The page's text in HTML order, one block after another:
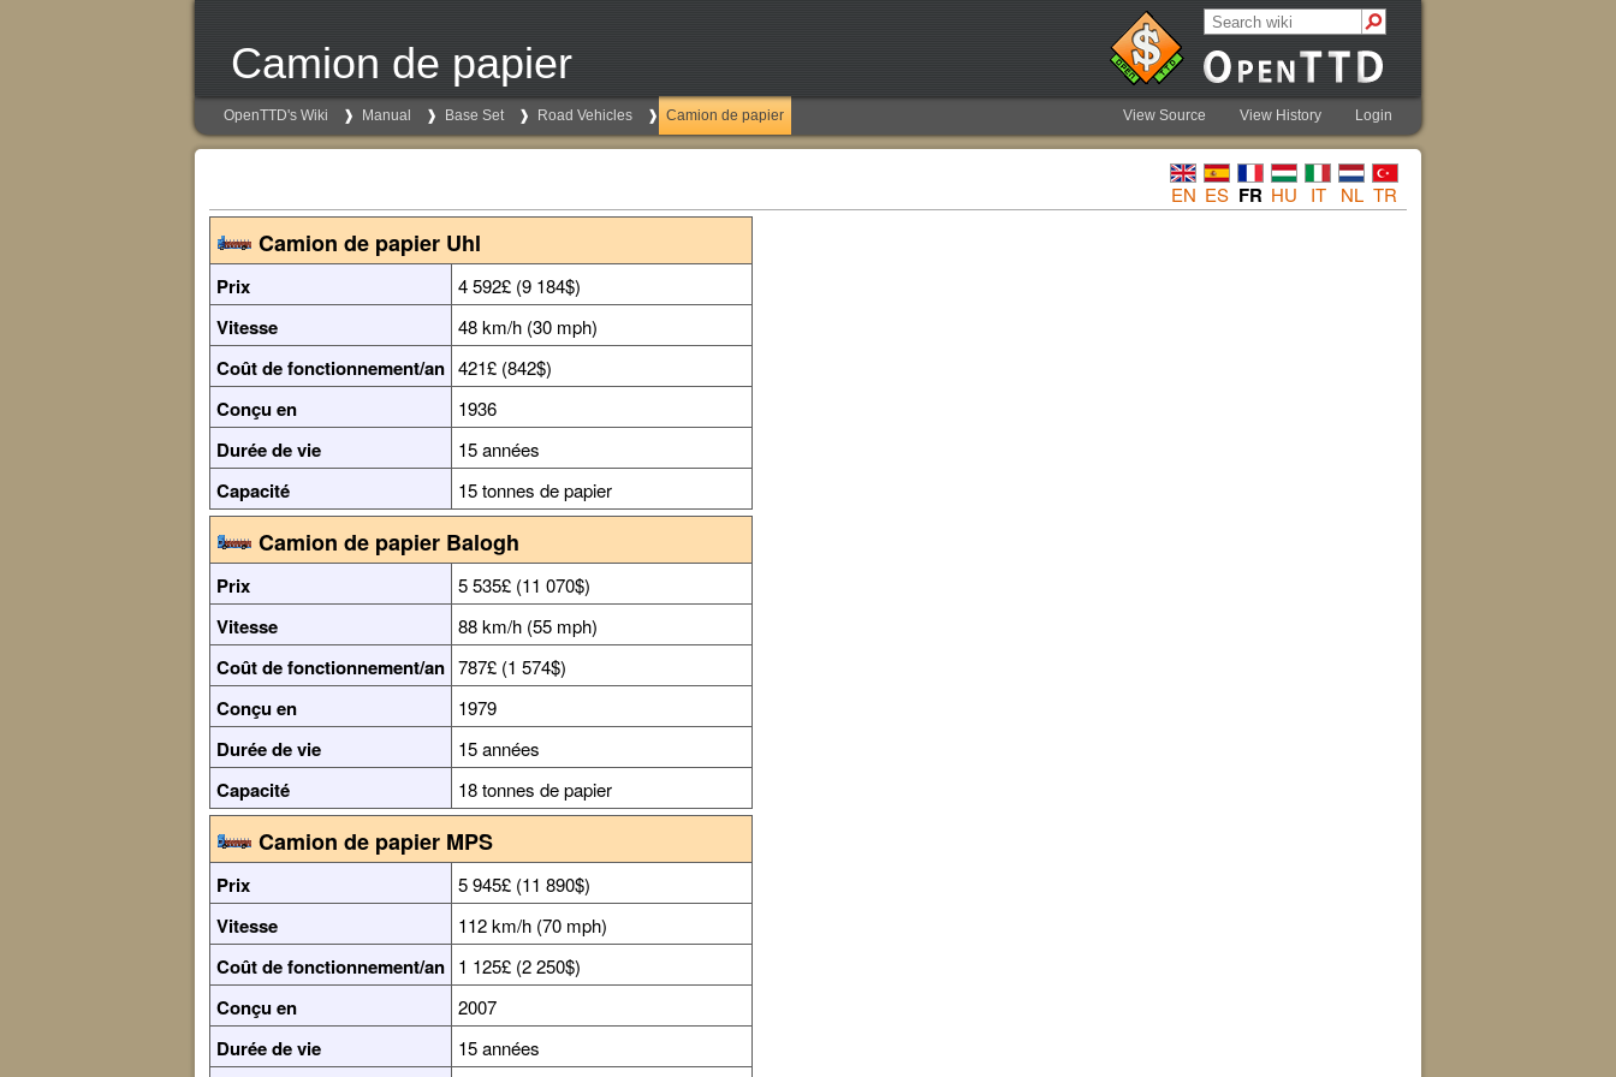
Camion de papier
OpenTTD's Wiki Manual Base Set Road Vehicles Camion de papier View Source View History Login
EN ES FR HU IT NL TR
Camion de papier Uhl
Prix 4 592£ (9 184$)
Vitesse 48 km/h (30 mph)
Coût de fonctionnement/an 421£ (842$)
Conçu en 1936
Durée de vie 15 années
Capacité 15 tonnes de papier
Camion de papier Balogh
Prix 5 535£ (11 070$)
Vitesse 88 km/h (55 mph)
Coût de fonctionnement/an 787£ (1 574$)
Conçu en 1979
Durée de vie 15 années
Capacité 18 tonnes de papier
Camion de papier MPS
Prix 5 945£ (11 890$)
Vitesse 112 km/h (70 mph)
Coût de fonctionnement/an 1 125£ (2 250$)
Conçu en 2007
Durée de vie 15 années